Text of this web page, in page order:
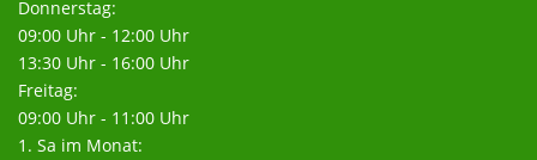
Donnerstag:
09:00 Uhr - 12:00 Uhr
13:30 Uhr - 16:00 Uhr
Freitag:
09:00 Uhr - 11:00 Uhr
1. Sa im Monat: